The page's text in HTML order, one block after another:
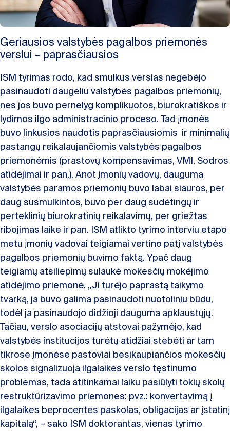
Geriausios valstybės pagalbos priemonės
verslui – paprasčiausios
ISM tyrimas rodo, kad smulkus verslas negebėjo
pasinaudoti daugeliu valstybės pagalbos priemonių,
nes jos buvo pernelyg komplikuotos, biurokratiškos ir
lydimos ilgo administracinio proceso. Tad įmonės
buvo linkusios naudotis paprasčiausiomis ir minimalių
pastangų reikalaujančiomis valstybės pagalbos
priemonėmis (prastovų kompensavimas, VMI, Sodros
atidėjimai ir pan.). Anot įmonių vadovų, dauguma
valstybės paramos priemonių buvo labai siauros, per
daug susmulkintos, buvo per daug sudėtingų ir
perteklinių biurokratinių reikalavimų, per griežtas
ribojimas laike ir pan. ISM atlikto tyrimo interviu etapo
metu įmonių vadovai teigiamai vertino patį valstybės
pagalbos priemonių buvimo faktą. Ypač daug
teigiamų atsiliepimų sulaukė mokesčių mokėjimo
atidėjimo priemonė. „Ji turėjo paprastą taikymo
tvarką, ja buvo galima pasinaudoti nuotoliniu būdu,
todėl ja pasinaudojo didžioji dauguma apklaustųjų.
Tačiau, verslo asociacijų atstovai pažymėjo, kad
valstybės institucijos turėtų atidžiai stebėti ar tam
tikrose įmonėse pastoviai besikaupiančios mokesčių
skolos signalizuoja ilgalaikes verslo tęstinumo
problemas, tada atitinkamai laiku pasiūlyti tokių skolų
restruktūrizavimo priemones: pvz.: konvertavimą į
ilgalaikes beprocentes paskolas, obligacijas ar įstatinį
kapitalą“, – sako ISM doktorantas, vienas tyrimo